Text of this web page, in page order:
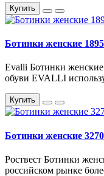
Купить
Ботинки женские
Evalli Ботинки
обуви EVALLI
Купить
Ботинки женские
Роствест Ботинки
российском рынке